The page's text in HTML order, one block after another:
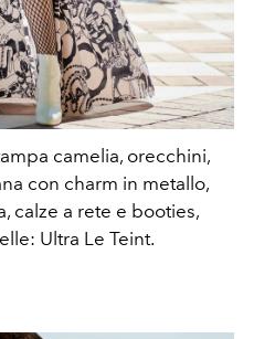
camelia, orecchini,
con charm in metallo,
calze a rete e booties,
Ultra Le Teint.